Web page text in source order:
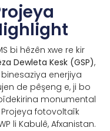
bi hêzên xwe re kir
Dewleta Kesk (GSP),
enerjiya
de pêşeng e, ji bo
monumental
Projeya fotovoltaîk
li Kabulê, Afxanistan.